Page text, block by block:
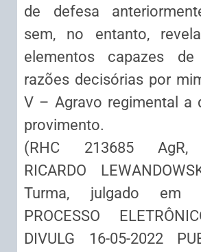
de defesa
sem, no entanto,
elementos capazes
razões decisórias por
V – Agravo regimental a
provimento.
(RHC 213685 AgR,
RICARDO
Turma, julgado em
PROCESSO
DIVULG 16-05-2022